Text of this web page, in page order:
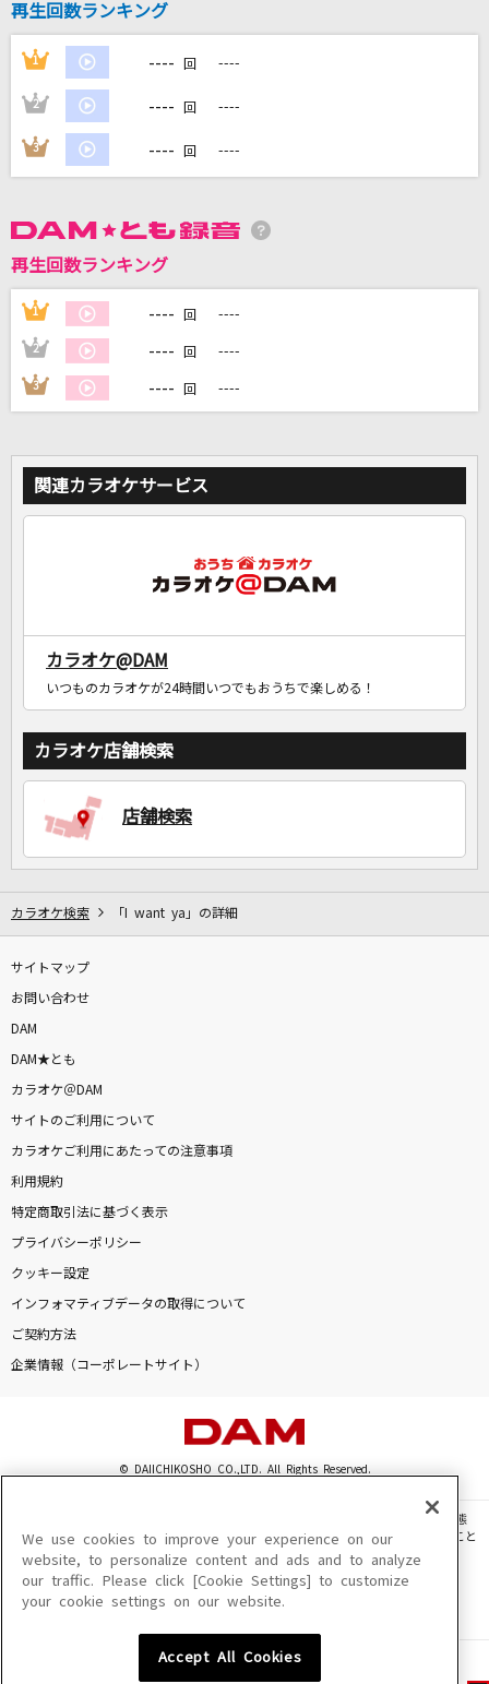
ONE OK ROCK
カラオケ最新情報をチェック！
再生回数ランキング
1 ---- 回 ----
2 ---- 回 ----
3 ---- 回 ----
再生回数ランキング
1 ---- 回 ----
2 ---- 回 ----
3 ---- 回 ----
関連カラオケサービス
カラオケ@DAM
いつものカラオケが24時間いつでもおうちで楽しめる！
カラオケ店舗検索
店舗検索
カラオケ検索 「I want ya」の詳細
サイトマップ
お問い合わせ
DAM
DAM★とも
カラオケ＠DAM
サイトのご利用について
カラオケご利用にあたっての注意事項
利用規約
特定商取引法に基づく表示
プライバシーポリシー
クッキー設定
インフォマティブデータの取得について
ご契約方法
企業情報（コーポレートサイト）
© DAIICHIKOSHO CO.,LTD. All Rights Reserved.
このサイトに掲載されている一切の文章・画像・写真・動画・音声等を、手段や形態
を問わず、著作権法の定める範囲を超えて無断で複製、転載、ファイル化などすること
を禁じます。
楽曲及びコンテンツは、機種によりご利用いただけない場合があります。
楽曲及びコンテンツの配信日、配信内容が変更になる場合があります。
We use cookies to improve your experience on our
website, to personalize content and ads and to analyze
our traffic. Please click [Cookie Settings] to customize
your cookie settings on our website.
Accept All Cookies